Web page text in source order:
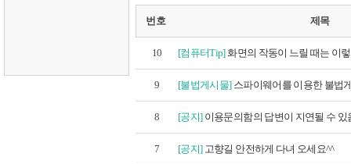
번호 제목
10 [컴퓨터Tip]화면의 작동이 느릴 때는 이
9 [불법게시물] 스파이웨어를 이용한 불법
8 [공지] 이용문의함의 답변이 지연될 수 있
7 [공지] 고향길 안전하게 다녀 오세요^^